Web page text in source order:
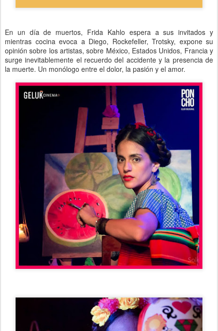
En un día de muertos, Frida Kahlo espera a sus invitados y
mientras cocina evoca a Diego, Rockefeller, Trotsky, expone su
opinión sobre los artistas, sobre México, Estados Unidos, Francia y
surge inevitablemente el recuerdo del accidente y la presencia de
la muerte. Un monólogo entre el dolor, la pasión y el amor.